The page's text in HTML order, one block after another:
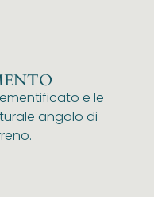
e le
angolo di